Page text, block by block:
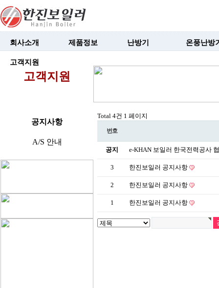
회사소개 제품정보 난방기 온풍난방
고객지원
고객지원
공지사항
A/S 안내
Total 4건 1 페이지
번호
공지 e-KHAN 보일러 한국전력공사
3 한진보일러 공지사항
2 한진보일러 공지사항
1 한진보일러 공지사항